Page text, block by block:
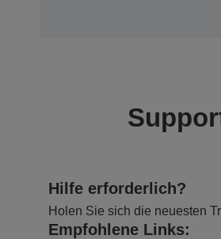
Hilfe erforderlich?
Holen Sie sich die neuesten
Empfohlene Links: